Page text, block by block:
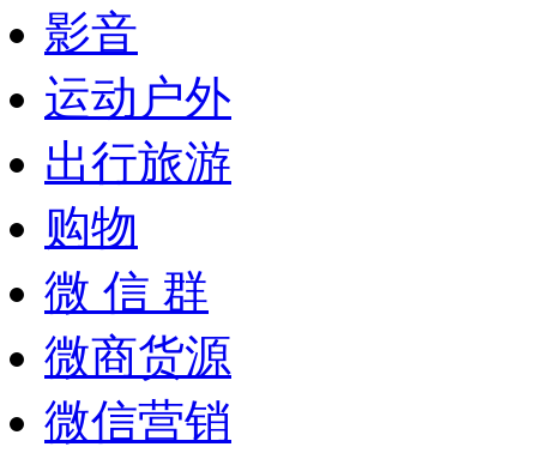
影音
运动户外
出行旅游
购物
微 信 群
微商货源
微信营销